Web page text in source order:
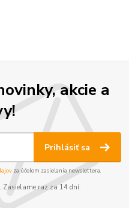
akcie a
Prihlásiť sa
za účelom zasielania newslettera.
Zasielame raz za 14 dní.